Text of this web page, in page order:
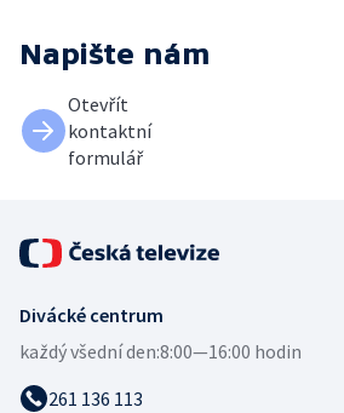
Napište nám
Otevřít
kontaktní
formulář
Divácké centrum
každý všední den:8:00—16:00 hodin
261 136 113